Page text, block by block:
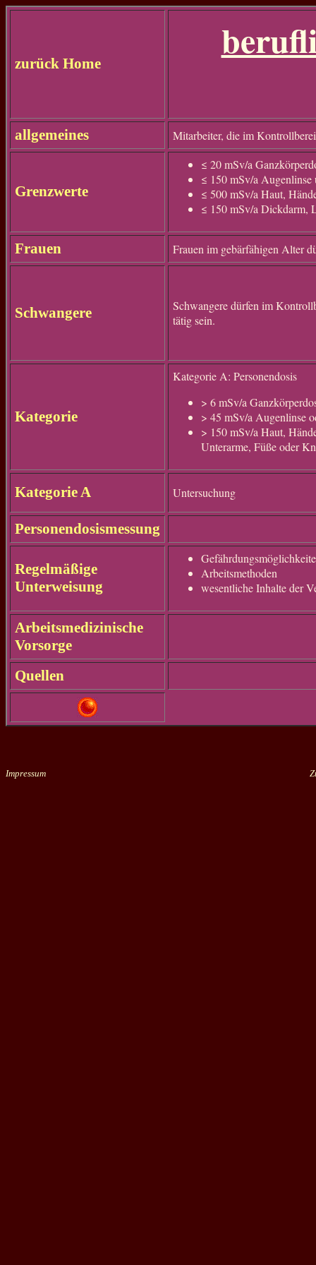
zurück Home
allgemeines Mitarbeiter, die im
Grenzwerte
≤ 20 mSv/a
≤ 150 mSv/a Augenlinse
≤ 500 mSv/a Haut,
≤ 150 mSv/a Dickdarm,
Frauen Frauen im gebärfähigen Alter
Schwangere
Schwangere dürfen im
tätig sein.
Kategorie
Kategorie A: Personendosis
> 6 mSv/a
> 45 mSv/a Augenlinse
> 150 mSv/a Haut,
Unterarme, Füße oder
Kategorie A Untersuchung
Personendosismessung
Regelmäßige
Unterweisung
Arbeitsmethoden
wesentliche Inhalte der
Arbeitsmedizinische
Vorsorge
Quellen
Impressum